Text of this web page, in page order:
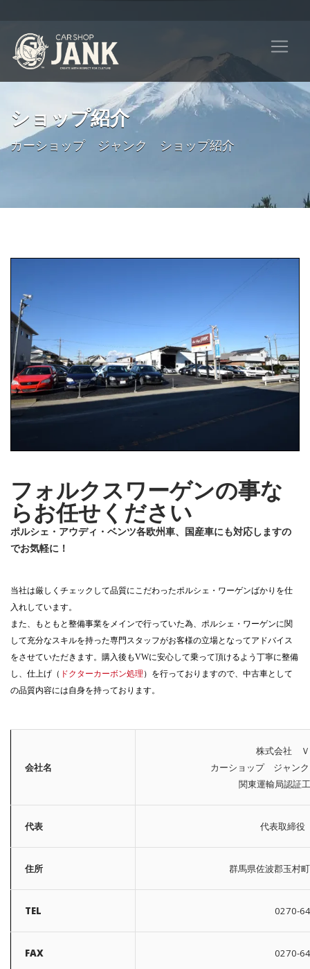
ショップ紹介
カーショップ ジャンク ショップ紹介
フォルクスワーゲンの事な
らお任せください
ポルシェ・アウディ・ベンツ各欧州車、国産車にも対応しますの
でお気軽に！
当社は厳しくチェックして品質にこだわったポルシェ・ワーゲンばかりを仕
入れしています。
また、もともと整備事業をメインで行っていた為、ポルシェ・ワーゲンに関
して充分なスキルを持った専門スタッフがお客様の立場となってアドバイス
をさせていただきます。購入後もVWに安心して乗って頂けるよう丁寧に整備
し、仕上げ（ ドクターカーボン処理 ）を行っておりますので、中古車として
の品質内容には自身を持っております。
会社名
株式会社 Ｖ
カーショップ ジャン
関東運輸局認証
代表 代表取締
住所 群馬県佐波郡玉村
TEL 0270-
FAX 0270-